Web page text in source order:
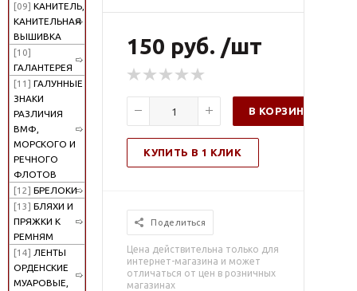
[09] КАНИТЕЛЬ,
КАНИТЕЛЬНАЯ
ВЫШИВКА
[10]
ГАЛАНТЕРЕЯ
[11] ГАЛУННЫЕ
ЗНАКИ
РАЗЛИЧИЯ
ВМФ,
МОРСКОГО И
РЕЧНОГО
ФЛОТОВ
[12] БРЕЛОКИ
[13] БЛЯХИ И
ПРЯЖКИ К
РЕМНЯМ
[14] ЛЕНТЫ
ОРДЕНСКИЕ
МУАРОВЫЕ,
150 руб. /шт
В КОРЗИНУ
КУПИТЬ В 1 КЛИК
Поделиться
Цена действительна только для
интернет-магазина и может
отличаться от цен в розничных
магазинах